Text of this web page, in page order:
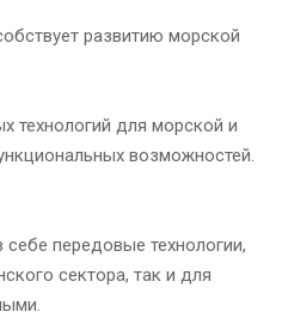
развитию морской
технологий для морской и
возможностей.
передовые технологии,
сектора, так и для